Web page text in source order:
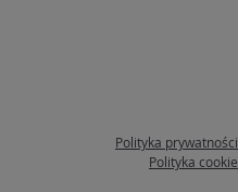
Polityka prywatności
Polityka cookie